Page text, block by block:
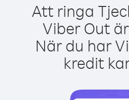
Att ringa
Viber Out
När du har
kredit